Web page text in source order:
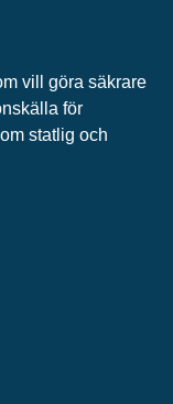
vill göra säkrare
för
statlig och